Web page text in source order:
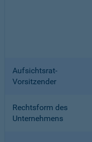
Aufsichtsrat-
Vorsitzender
Rechtsform des
Unternehmens